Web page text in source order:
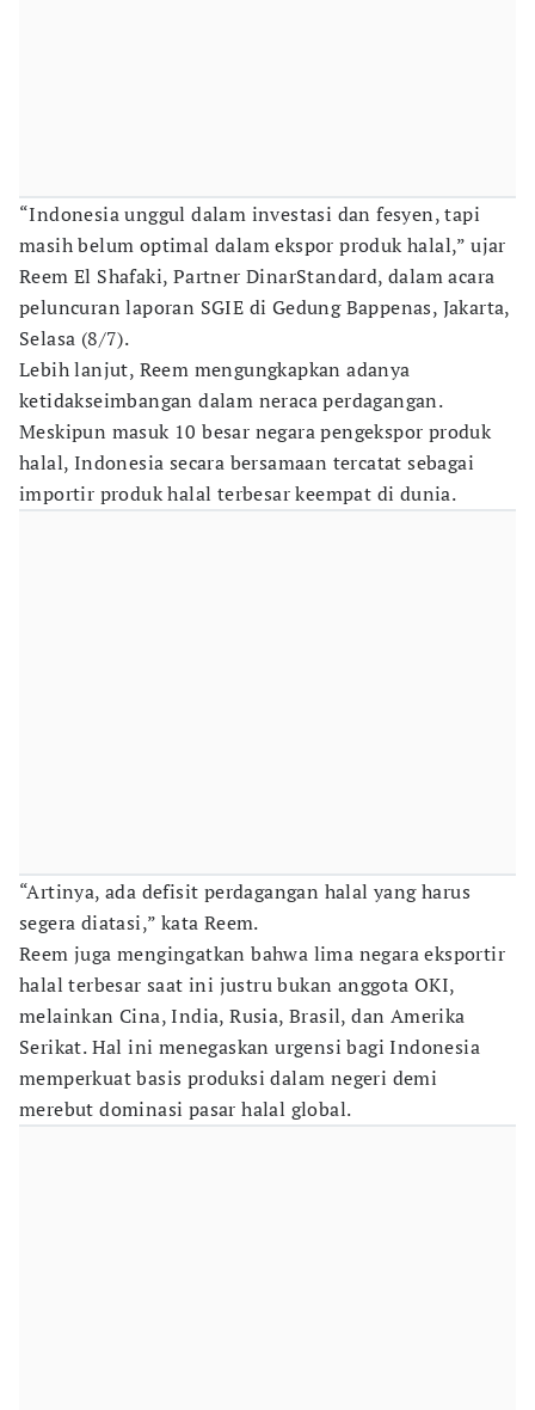
“Indonesia unggul dalam investasi dan fesyen, tapi
masih belum optimal dalam ekspor produk halal,” ujar
Reem El Shafaki, Partner DinarStandard, dalam acara
peluncuran laporan SGIE di Gedung Bappenas, Jakarta,
Selasa (8/7).
Lebih lanjut, Reem mengungkapkan adanya
ketidakseimbangan dalam neraca perdagangan.
Meskipun masuk 10 besar negara pengekspor produk
halal, Indonesia secara bersamaan tercatat sebagai
importir produk halal terbesar keempat di dunia.
“Artinya, ada defisit perdagangan halal yang harus
segera diatasi,” kata Reem.
Reem juga mengingatkan bahwa lima negara eksportir
halal terbesar saat ini justru bukan anggota OKI,
melainkan Cina, India, Rusia, Brasil, dan Amerika
Serikat. Hal ini menegaskan urgensi bagi Indonesia
memperkuat basis produksi dalam negeri demi
merebut dominasi pasar halal global.